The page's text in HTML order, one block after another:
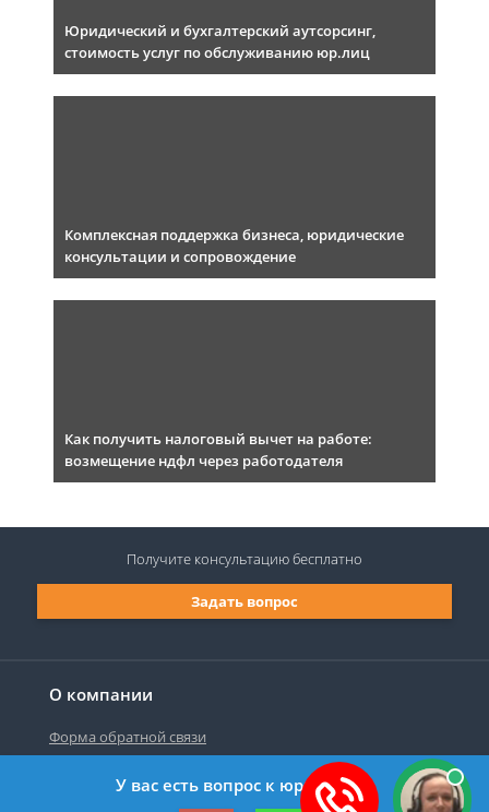
Юридический и бухгалтерский аутсорсинг,
стоимость услуг по обслуживанию юр.лиц
Комплексная поддержка бизнеса, юридические
консультации и сопровождение
Как получить налоговый вычет на работе:
возмещение ндфл через работодателя
О компании
Форма обратной связи
Задать вопрос
Получите консультациюбесплатно
У вас есть вопрос к юристу?